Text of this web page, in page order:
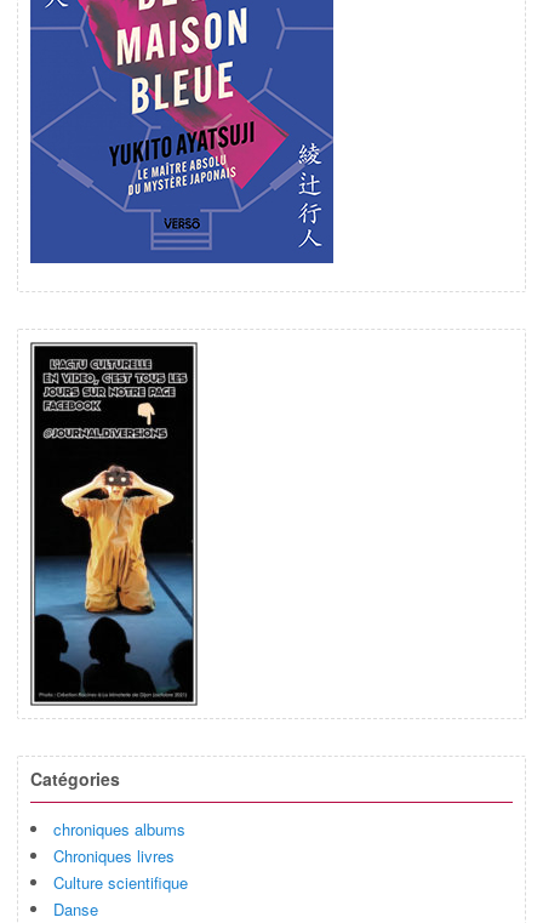
Catégories
chroniques albums
Chroniques livres
Culture scientifique
Danse